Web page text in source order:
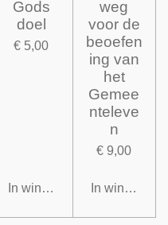
Gods
doel
€ 5,00
In winkelwagen
weg
voor de
beoefen
ing van
het
Gemee
nteleve
n
€ 9,00
In